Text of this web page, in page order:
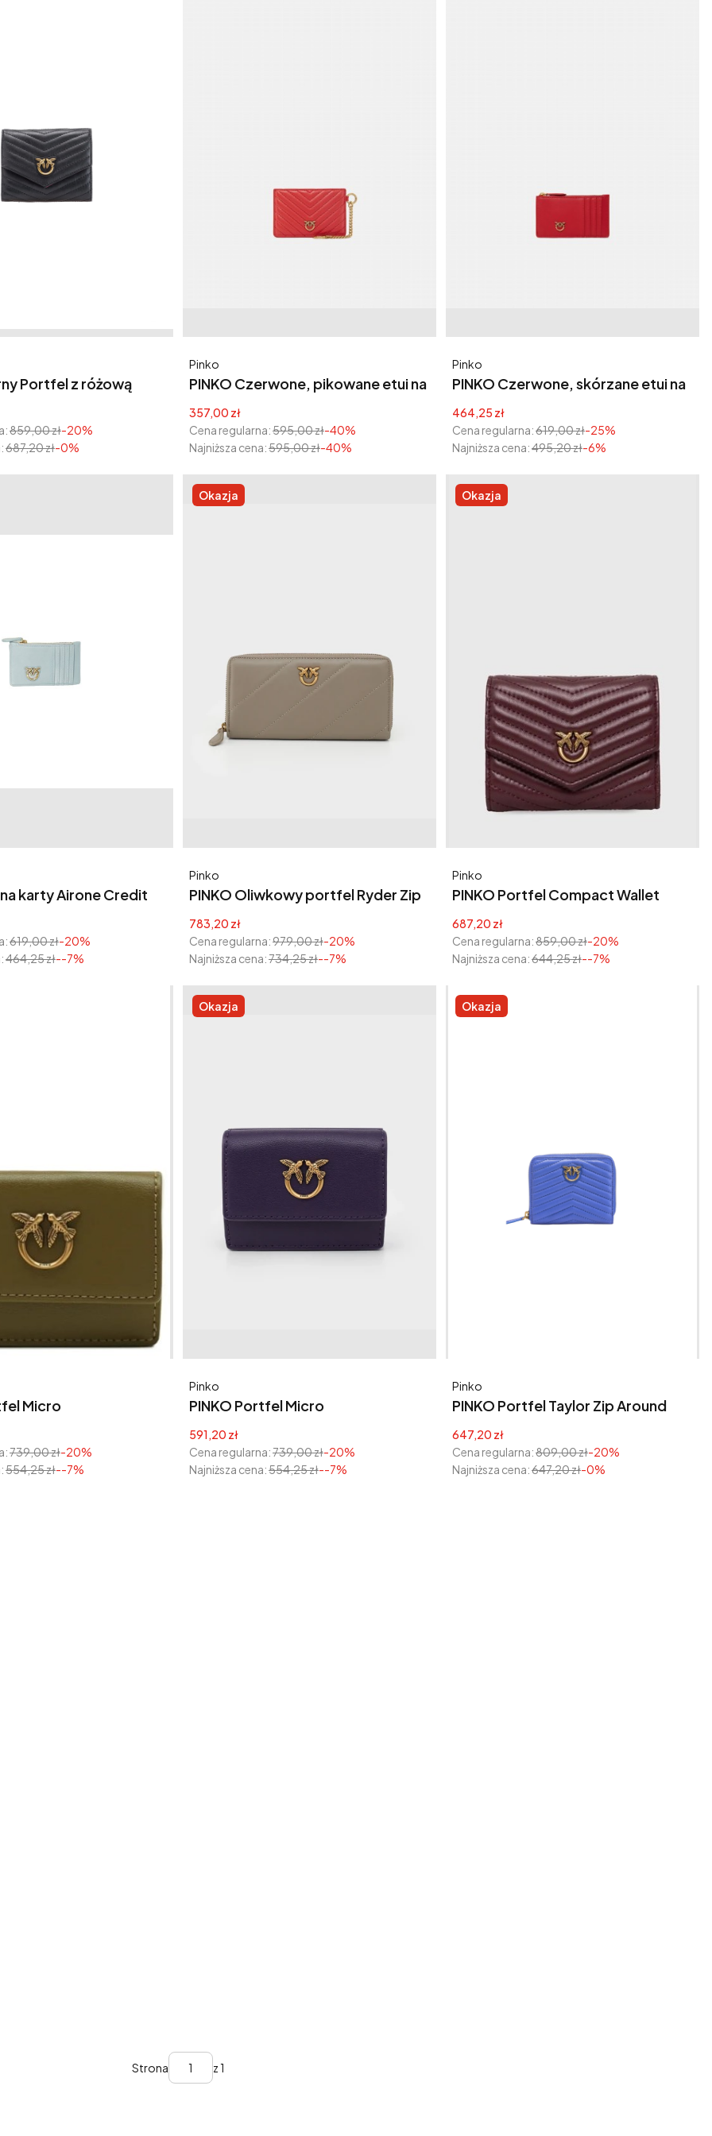
Portfel z różową
859,00 zł-20%
687,20 zł-0%
PINKO Czerwone, pikowane etui na
Producent
Pinko
Cena promocyjna
357,00 zł
Cena regularna:595,00 zł-40%
Najniższa cena:595,00 zł-40%
PINKO Czerwone, skórzane etui na
Producent
Pinko
Cena promocyjna
464,25 zł
Cena regularna:619,00 zł-25%
Najniższa cena:495,20 zł-6%
na karty Airone Credit
619,00 zł-20%
464,25 zł--7%
Okazja
PINKO Oliwkowy portfel Ryder Zip
Producent
Pinko
Cena promocyjna
783,20 zł
Cena regularna:979,00 zł-20%
Najniższa cena:734,25 zł--7%
Okazja
PINKO Portfel Compact Wallet
Producent
Pinko
Cena promocyjna
687,20 zł
Cena regularna:859,00 zł-20%
Najniższa cena:644,25 zł--7%
Micro
739,00 zł-20%
554,25 zł--7%
Okazja
PINKO Portfel Micro
Producent
Pinko
Cena promocyjna
591,20 zł
Cena regularna:739,00 zł-20%
Najniższa cena:554,25 zł--7%
Okazja
PINKO Portfel Taylor Zip Around
Producent
Pinko
Cena promocyjna
647,20 zł
Cena regularna:809,00 zł-20%
Najniższa cena:647,20 zł-0%
Strona z 1